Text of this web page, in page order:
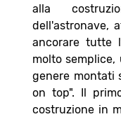
alla
dell'astronave,
ancorare tutte
molto
genere montati
on top". Il
costruzione in